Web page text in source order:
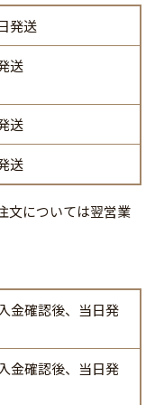
発送
送
送
送
文については翌営業
金確認後、当日発
金確認後、当日発